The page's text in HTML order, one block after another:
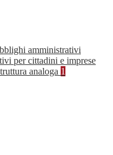
amministrativi
per cittadini e imprese
analoga 1